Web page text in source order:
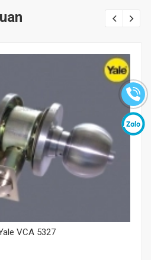
hàng
VCA 5327